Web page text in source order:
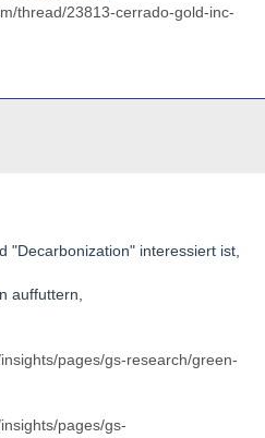
thread/23813-cerrado-gold-inc-
"Decarbonization" interessiert ist,
auffuttern,
pages/gs-research/green-
pages/gs-